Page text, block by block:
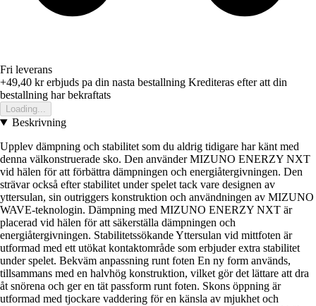
Fri leverans
+49,40 krerbjuds pa din nasta bestallning Krediteras efter att din
bestallning har bekraftats
Loading...
Beskrivning
Upplev dämpning och stabilitet som du aldrig tidigare har känt med
denna välkonstruerade sko. Den använder MIZUNO ENERZY NXT
vid hälen för att förbättra dämpningen och energiåtergivningen. Den
strävar också efter stabilitet under spelet tack vare designen av
yttersulan, sin outriggers konstruktion och användningen av MIZUNO
WAVE-teknologin. Dämpning med MIZUNO ENERZY NXT är
placerad vid hälen för att säkerställa dämpningen och
energiåtergivningen. Stabilitetssökande Yttersulan vid mittfoten är
utformad med ett utökat kontaktområde som erbjuder extra stabilitet
under spelet. Bekväm anpassning runt foten En ny form används,
tillsammans med en halvhög konstruktion, vilket gör det lättare att dra
åt snörena och ger en tät passform runt foten. Skons öppning är
utformad med tjockare vaddering för en känsla av mjukhet och